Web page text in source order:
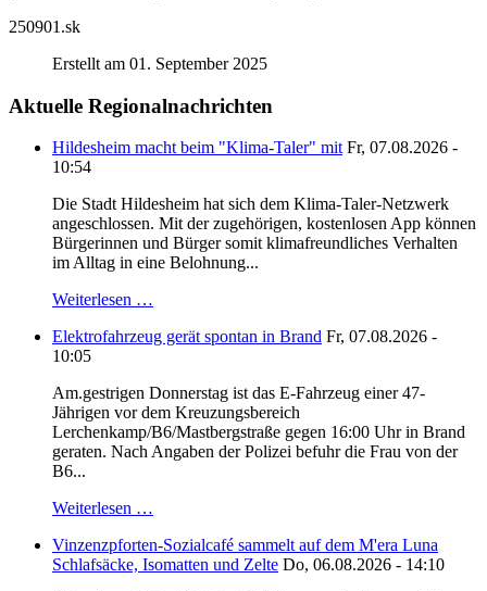
250901.sk
Erstellt am 01. September 2025
Aktuelle Regionalnachrichten
Hildesheim macht beim "Klima-Taler" mit Fr, 07.08.2026 -
10:54
Die Stadt Hildesheim hat sich dem Klima-Taler-Netzwerk
angeschlossen. Mit der zugehörigen, kostenlosen App können
Bürgerinnen und Bürger somit klimafreundliches Verhalten
im Alltag in eine Belohnung...
Weiterlesen …
Elektrofahrzeug gerät spontan in Brand Fr, 07.08.2026 -
10:05
Am.gestrigen Donnerstag ist das E-Fahrzeug einer 47-
Jährigen vor dem Kreuzungsbereich
Lerchenkamp/B6/Mastbergstraße gegen 16:00 Uhr in Brand
geraten. Nach Angaben der Polizei befuhr die Frau von der
B6...
Weiterlesen …
Vinzenzpforten-Sozialcafé sammelt auf dem M'era Luna
Schlafsäcke, Isomatten und Zelte Do, 06.08.2026 - 14:10